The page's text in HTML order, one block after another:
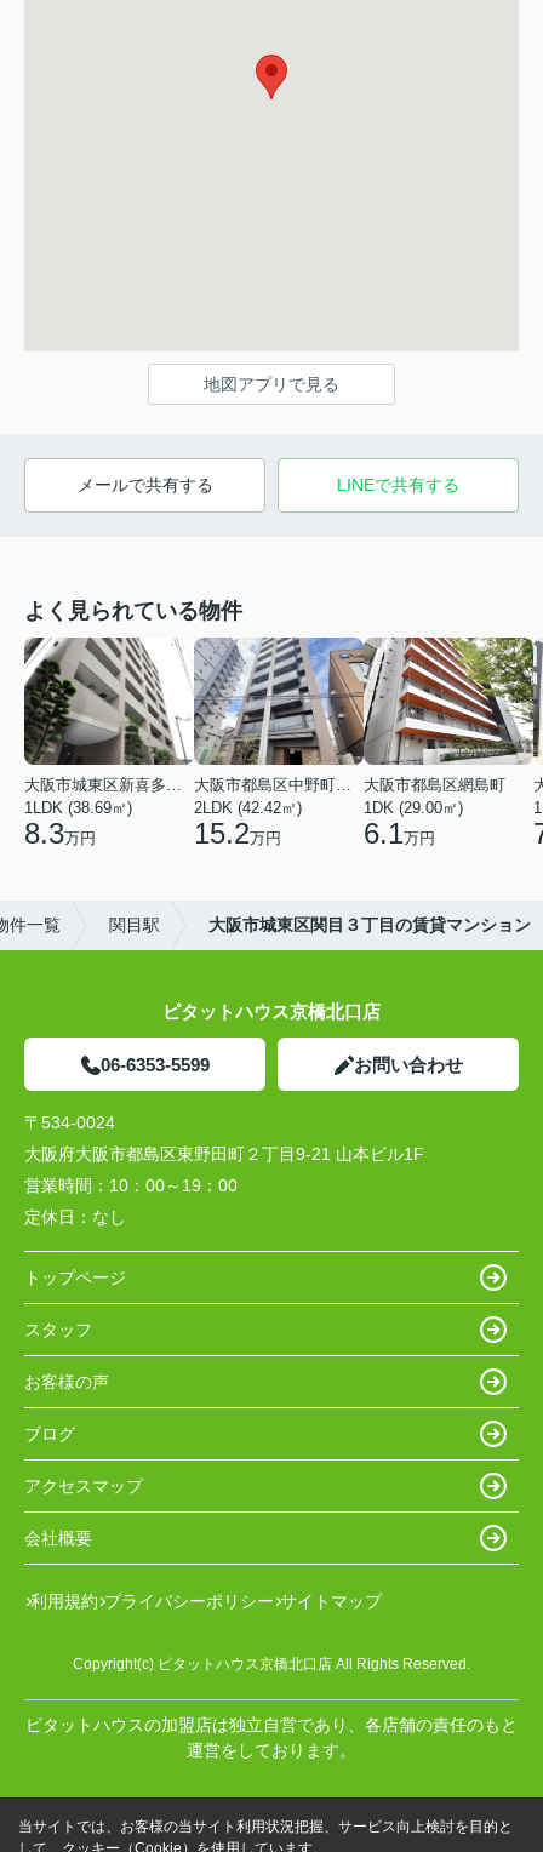
地図アプリで見る
メールで共有する LINEで共有する
よく見られている物件
大阪市城東区新喜多東２丁目
1LDK (38.69㎡)
8.3万円
大阪市都島区中野町２丁目
2LDK (42.42㎡)
15.2万円
大阪市都島区網島町
1DK (29.00㎡)
6.1万円
件一覧 関目駅 大阪市城東区関目３丁目の賃貸マンション
ピタットハウス京橋北口店
06-6353-5599 お問い合わせ
〒534-0024
大阪府大阪市都島区東野田町２丁目9-21 山本ビル1F
営業時間： 10：00～19：00
定休日： なし
トップページ
スタッフ
お客様の声
ブログ
アクセスマップ
会社概要
利用規約 プライバシーポリシー サイトマップ
Copyright(c) ピタットハウス京橋北口店 All Rights Reserved.
ピタットハウスの加盟店は独立自営であり、各店舗の責任のもと
運営をしております。
当サイトでは、お客様の当サイト利用状況把握、サービス向上検討を目的と
して、クッキー（Cookie）を使用しています。